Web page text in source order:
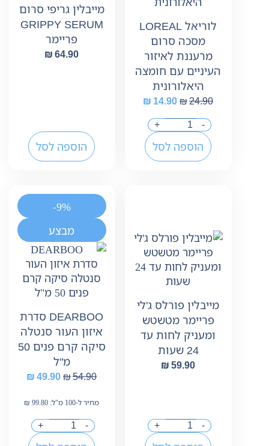
לוריאל LOREAL
מסכה סרום
מרעננת לאיזור
העיניים עם חומצה
היאלורונית
₪24.90
₪ 14.90
-
+
הוספה לסל
מייבלין גריפי סרום
GRIPPY SERUM
פריימר
₪64.90
הוספה לסל
מייבלין פורלס ג'לי
פריימר מטשטש
ומעניק לחות עד
24 שעות
₪59.90
-
+
-9%
מבצע
DEARBOO סדרת
איזון העור סנטלה
סיקה קרם פנים 50
מ"ל
₪54.90
₪49.90
מחיר ל-100 מ"ל: ₪ 99.80
-
+